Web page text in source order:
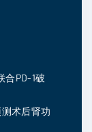
合PD-1破
术后肾功